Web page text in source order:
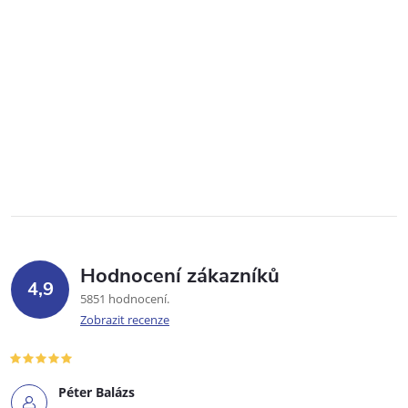
4,9 Hodnocení zákazníků
5851 hodnocení
Zobrazit recenze
Péter Balázs